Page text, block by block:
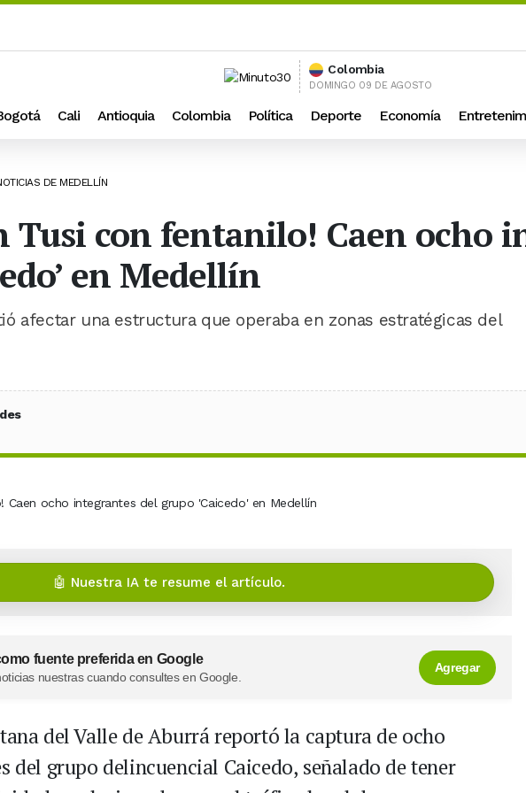
Colombia
DOMINGO 09 DE AGOSTO
Cali Antioquia Colombia Política Deporte Economía
DE MEDELLÍN
Tusi con fentanilo! Caen ocho
en Medellín
afectar una estructura que operaba en zonas estratégicas del
🤖 Nuestra IA te resume el artículo.
fuente preferida en Google
nuestras cuando consultes en Google.
Agregar
del Valle de Aburrá reportó la captura de ocho
del grupo delincuencial Caicedo, señalado de tener